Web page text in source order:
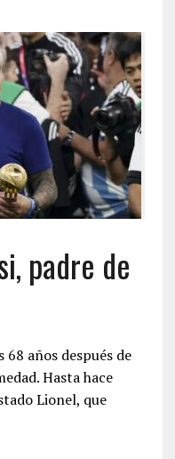
padre de
años después de
Hasta hace
Lionel, que